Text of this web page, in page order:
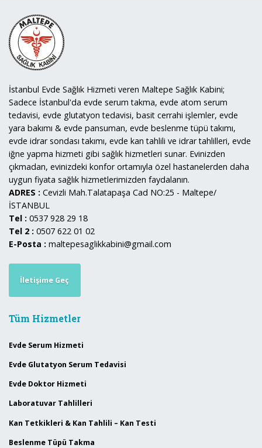
İstanbul Evde Sağlık Hizmeti veren Maltepe Sağlık Kabini;
Sadece İstanbul'da evde serum takma, evde atom serum
tedavisi, evde glutatyon tedavisi, basit cerrahi işlemler, evde
yara bakımı & evde pansuman, evde beslenme tüpü takımı,
evde idrar sondası takımı, evde kan tahlili ve idrar tahlilleri, evde
iğne yapma hizmeti gibi sağlık hizmetleri sunar. Evinizden
çıkmadan, evinizdeki konfor ortamıyla özel hastanelerden daha
uygun fiyata sağlık hizmetlerimizden faydalanın.
ADRES : Cevizli Mah.Talatapaşa Cad NO:25 - Maltepe/
İSTANBUL
Tel : 0537 928 29 18
Tel 2 : 0507 622 01 02
E-Posta : maltepesaglikkabini@gmail.com
İletişime Geç
Tüm Hizmetler
Evde Serum Hizmeti
Evde Glutatyon Serum Tedavisi
Evde Doktor Hizmeti
Laboratuvar Tahlilleri
Kan Tetkikleri & Kan Tahlili – Kan Testi
Beslenme Tüpü Takma